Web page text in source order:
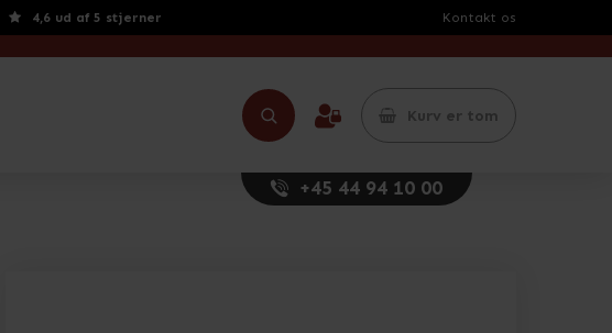
4,6 ud af 5 stjerner Kontakt os
Kurv er tom
+45 44 94 10 00